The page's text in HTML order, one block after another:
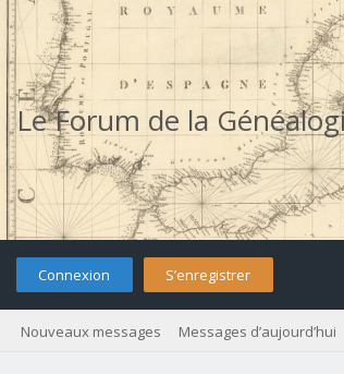
Le Forum de la
Connexion S’enregistrer
Nouveaux messages Messages d’aujourd’hui